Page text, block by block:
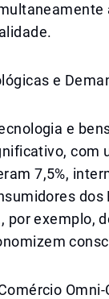
e
e
com
7,5%,
por exemplo,
Omni-